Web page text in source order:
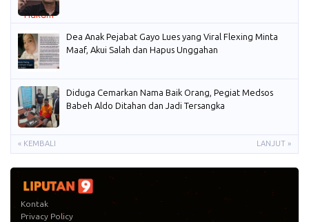
Dea Anak Pejabat Gayo Lues yang Viral Flexing Minta
Maaf, Akui Salah dan Hapus Unggahan
Diduga Cemarkan Nama Baik Orang, Pegiat Medsos
Babeh Aldo Ditahan dan Jadi Tersangka
« KEMBALI LANJUT »
Kontak
Privacy Policy